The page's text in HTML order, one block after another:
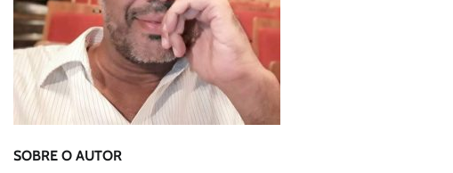
SOBRE O AUTOR